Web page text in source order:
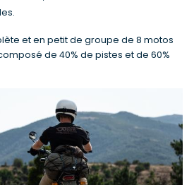
et en petit de groupe de 8 motos
de 40% de pistes et de 60%